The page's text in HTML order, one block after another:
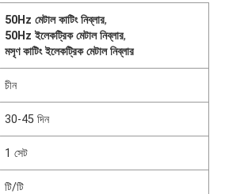
50Hz মেটাল কাটিং নিব্লার,
50Hz ইলেকট্রিক মেটাল নিব্লার,
মসৃণ কাটিং ইলেকট্রিক মেটাল নিব্লার
চীন
30-45 দিন
1 সেট
টি/টি